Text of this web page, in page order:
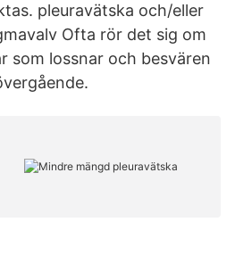
pleuravätska och/eller
Ofta rör det sig om
som lossnar och besvären